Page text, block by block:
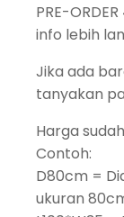
PRE-
info lebih
Jika ada
tanyakan
Harga
Contoh:
D80cm =
ukuran